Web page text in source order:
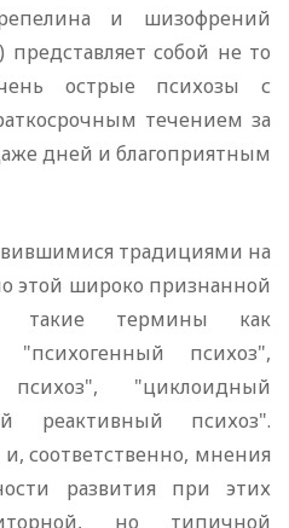
и шизофрений
собой не то
острые психозы с
течением за
дней и благоприятным
традициями на
этой широко признанной
такие термины как
психоз",
"циклоидный
реактивный психоз".
соответственно, мнения
развития при этих
но типичной